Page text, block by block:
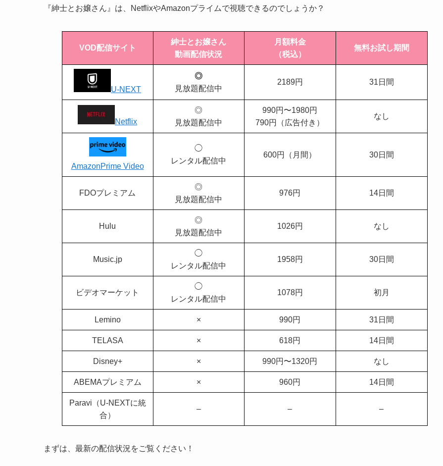
『紳士とお嬢さん』は、NetflixやAmazonプライムで視聴できるのでしょうか？
VOD配信サイト
紳士とお嬢さん
動画配信状況
月額料金
（税込）
無料お試し期間
U-NEXT
◎
見放題配信中
2189円 31日間
Netflix
◎
見放題配信中
990円〜1980円
790円（広告付き）
なし
AmazonPrime Video
◯
レンタル配信中
600円（月間） 30日間
FDOプレミアム
◎
見放題配信中
976円 14日間
Hulu
◎
見放題配信中
1026円 なし
Music.jp
◯
レンタル配信中
1958円 30日間
ビデオマーケット
◯
レンタル配信中
1078円 初月
Lemino × 990円 31日間
TELASA × 618円 14日間
Disney+ × 990円〜1320円 なし
ABEMAプレミアム × 960円 14日間
Paravi（U-NEXTに統
合）
– – –
まずは、最新の配信状況をご覧ください！